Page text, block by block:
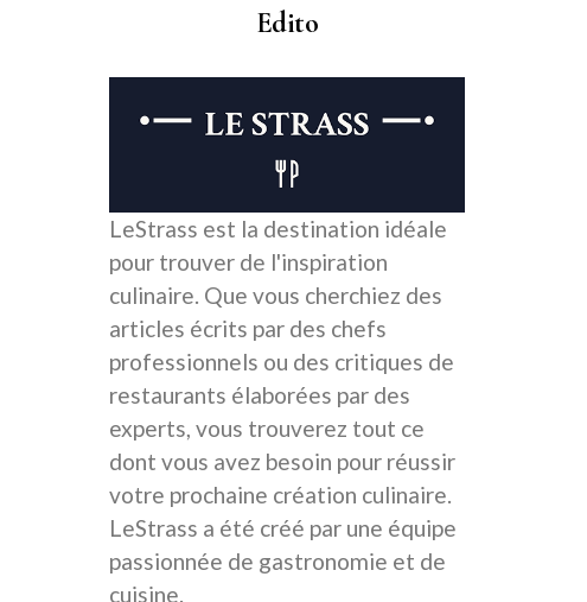
Edito
LeStrass est la destination idéale
pour trouver de l'inspiration
culinaire. Que vous cherchiez des
articles écrits par des chefs
professionnels ou des critiques de
restaurants élaborées par des
experts, vous trouverez tout ce
dont vous avez besoin pour réussir
votre prochaine création culinaire.
LeStrass a été créé par une équipe
passionnée de gastronomie et de
cuisine.